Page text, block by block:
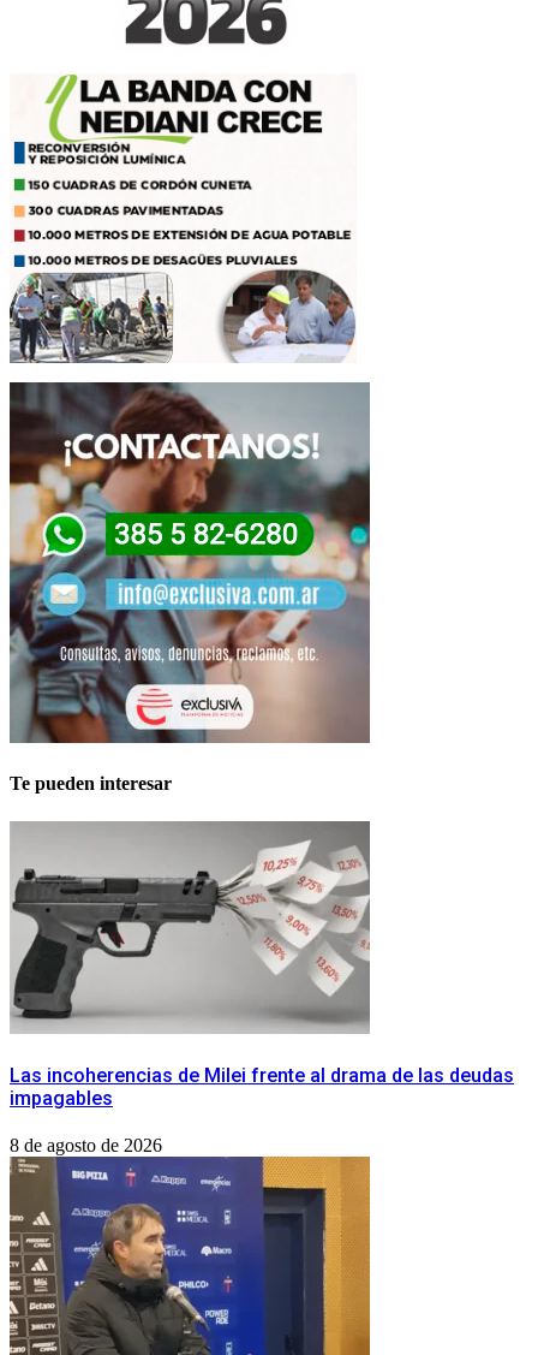
Te pueden interesar
Las incoherencias de Milei frente al drama de las deudas
impagables
8 de agosto de 2026